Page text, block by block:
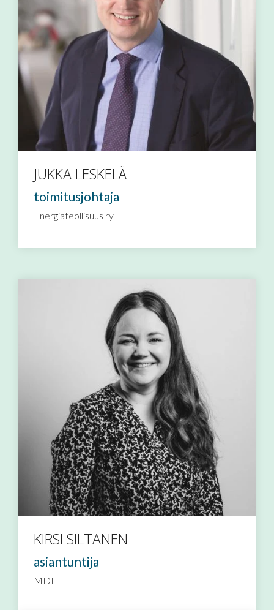
JUKKA LESKELÄ
toimitusjohtaja
Energiateollisuus ry
KIRSI SILTANEN
asiantuntija
MDI